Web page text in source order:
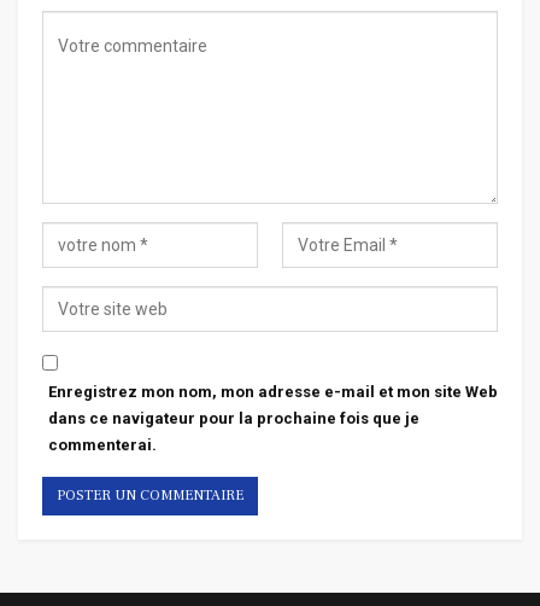
Enregistrez mon nom, mon adresse e-mail et mon site Web
dans ce navigateur pour la prochaine fois que je
commenterai.